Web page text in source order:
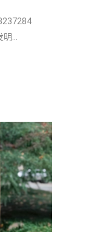
明...